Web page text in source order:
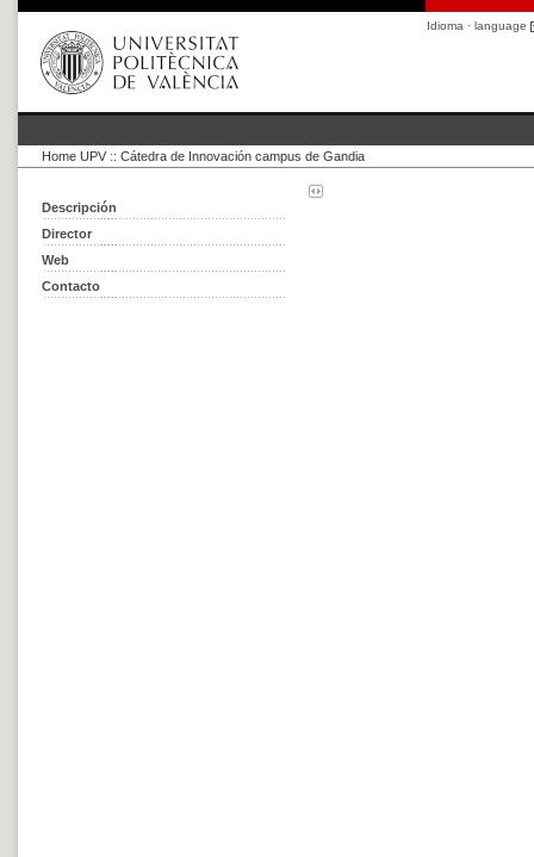
Idioma · language
Home UPV :: Cátedra de Innovación campus de Gandia
Descripción
Director
Web
Contacto